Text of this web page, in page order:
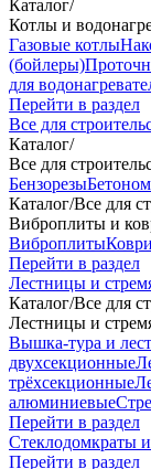
Каталог/
Котлы и
Газовые котлы
(бойлеры)
для
Перейти в раздел
Все для
Каталог/
Все для
Бензорезы
Каталог/Все для
Виброплиты и
Виброплиты
Перейти в раздел
Лестницы и
Каталог/Все для
Лестницы и
Вышка-тура и
двухсекционные
трёхсекционные
алюминиевые
Перейти в раздел
Стеклодомкраты
Перейти в раздел